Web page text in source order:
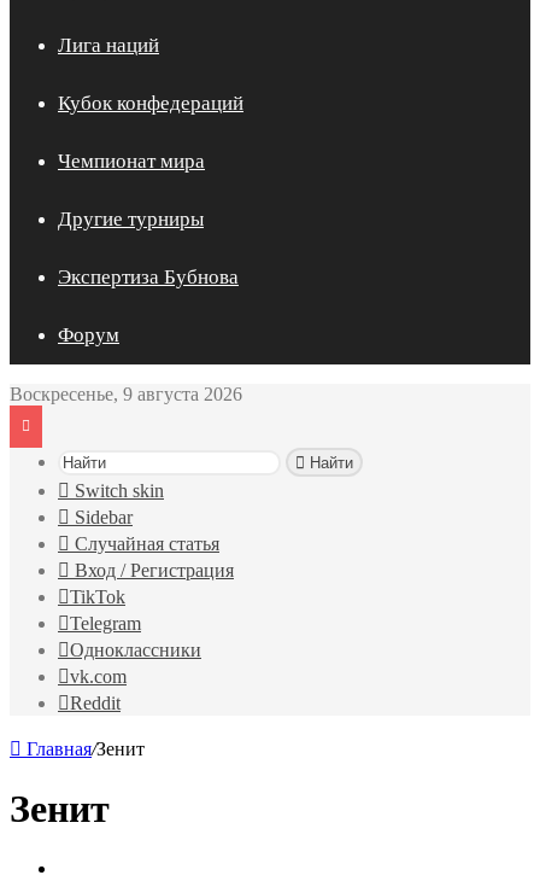
Лига наций
Кубок конфедераций
Чемпионат мира
Другие турниры
Экспертиза Бубнова
Форум
Воскресенье, 9 августа 2026
Найти
Switch skin
Sidebar
Случайная статья
Вход / Регистрация
TikTok
Telegram
Одноклассники
vk.com
Reddit
Главная/Зенит
Зенит